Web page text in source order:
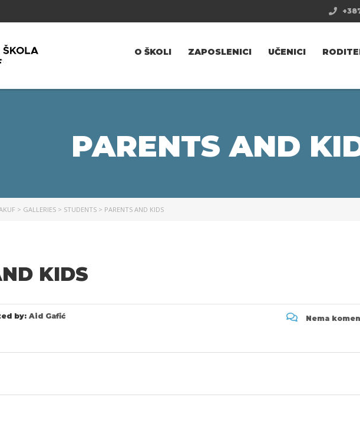
O ŠKOLI ZAPOSLENICI UČENICI
PARENTS AND
> GALLERIES > STUDENTS > PARENTS AND KIDS
KIDS
by: Aid Gafić Nema